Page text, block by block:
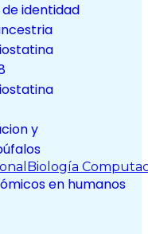
identidad
y
Biología
en humanos